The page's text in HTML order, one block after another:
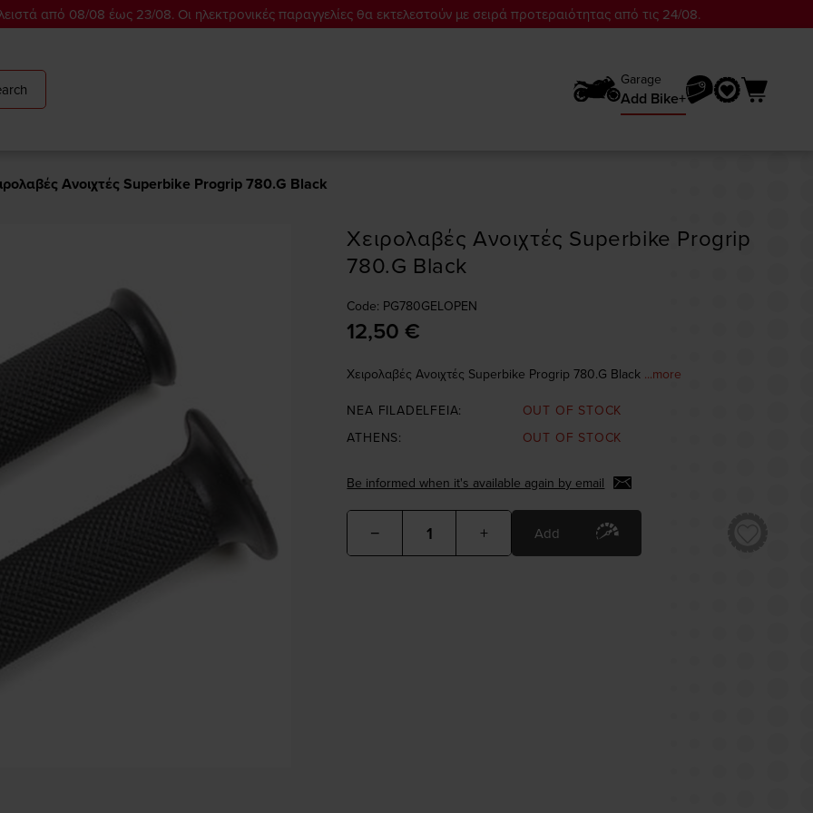
από 08/08 έως 23/08. Οι ηλεκτρονικές παραγγελίες θα εκτελεστούν με σειρά προτεραιότητας από τις 24/08.
Garage
Add Bike+
Ανοιχτές Superbike Progrip 780.G Black
Χειρολαβές Ανοιχτές Superbike Progrip
780.G Black
Code: PG780GELOPEN
12,50 €
Χειρολαβές Ανοιχτές Superbike Progrip 780.G Black ...more
NEA FILADELFEIA:
OUT OF STOCK
ATHENS:
OUT OF STOCK
Be informed when it's available again by email
− + Add